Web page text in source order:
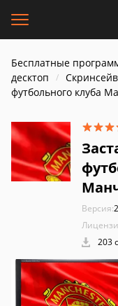
Бесплатные
десктоп
футбольного клуба
Версия:
203